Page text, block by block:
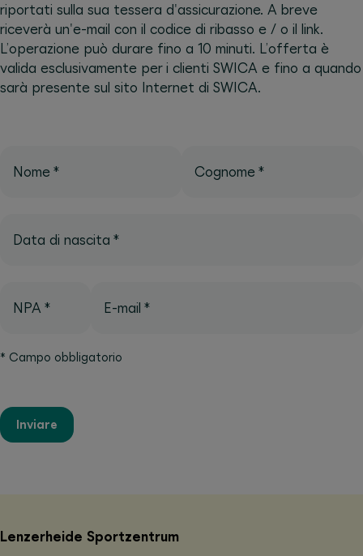
riportati sulla sua tessera d'assicurazione. A breve
riceverà un'e-mail con il codice di ribasso e / o il link.
L’operazione può durare fino a 10 minuti. L’offerta è
valida esclusivamente per i clienti SWICA e fino a quando
sarà presente sul sito Internet di SWICA.
Nome * Cognome *
Data di nascita *
NPA * E-mail *
* Campo obbligatorio
Inviare
Lenzerheide Sportzentrum